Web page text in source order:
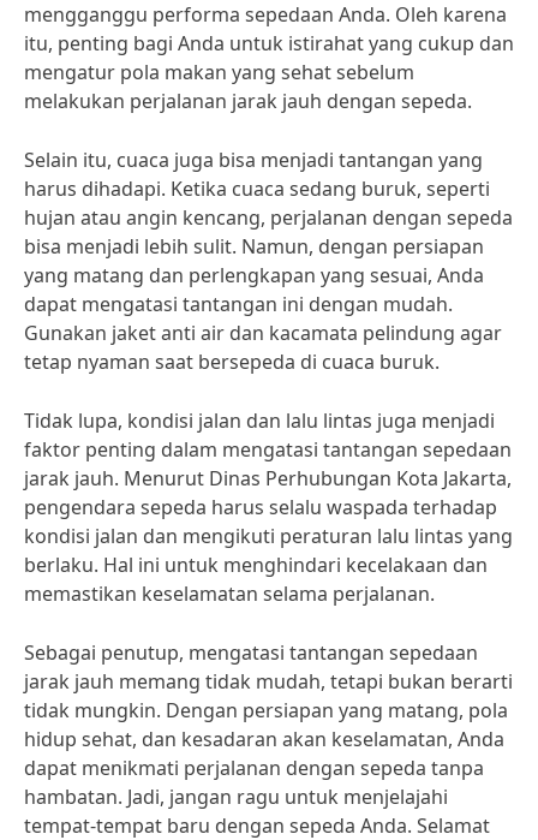
mengganggu performa sepedaan Anda. Oleh karena
itu, penting bagi Anda untuk istirahat yang cukup dan
mengatur pola makan yang sehat sebelum
melakukan perjalanan jarak jauh dengan sepeda.
Selain itu, cuaca juga bisa menjadi tantangan yang
harus dihadapi. Ketika cuaca sedang buruk, seperti
hujan atau angin kencang, perjalanan dengan sepeda
bisa menjadi lebih sulit. Namun, dengan persiapan
yang matang dan perlengkapan yang sesuai, Anda
dapat mengatasi tantangan ini dengan mudah.
Gunakan jaket anti air dan kacamata pelindung agar
tetap nyaman saat bersepeda di cuaca buruk.
Tidak lupa, kondisi jalan dan lalu lintas juga menjadi
faktor penting dalam mengatasi tantangan sepedaan
jarak jauh. Menurut Dinas Perhubungan Kota Jakarta,
pengendara sepeda harus selalu waspada terhadap
kondisi jalan dan mengikuti peraturan lalu lintas yang
berlaku. Hal ini untuk menghindari kecelakaan dan
memastikan keselamatan selama perjalanan.
Sebagai penutup, mengatasi tantangan sepedaan
jarak jauh memang tidak mudah, tetapi bukan berarti
tidak mungkin. Dengan persiapan yang matang, pola
hidup sehat, dan kesadaran akan keselamatan, Anda
dapat menikmati perjalanan dengan sepeda tanpa
hambatan. Jadi, jangan ragu untuk menjelajahi
tempat-tempat baru dengan sepeda Anda. Selamat